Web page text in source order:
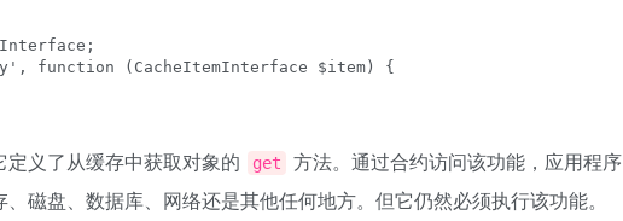
function (CacheItemInterface $item) {
定义了从缓存中获取对象的 get
方法。通过合约访问该功能，应用程序
磁盘、数据库、网络还是其他任何地方。但它仍然必须执行该功能。